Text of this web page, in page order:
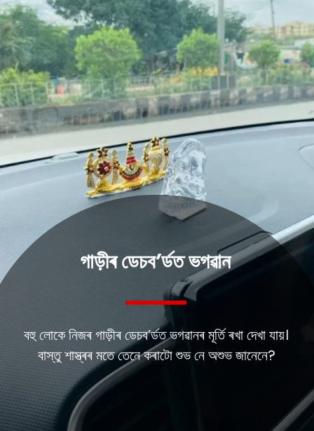
বহু লোকে নিজৰ গাড়ীৰ ডেচব’ৰ্ডত ভগৱানৰ মূৰ্তি ৰখা দেখা যায়।
গাড়ীৰ ডেচব’ৰ্ডত ভগৱান